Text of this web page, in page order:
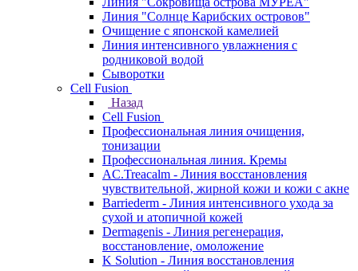
Линия "Солнце Карибских островов"
Очищение с японской камелией
Линия интенсивного увлажнения с
родниковой водой
Сыворотки
Cell Fusion
Назад
Cell Fusion
Профессиональная линия очищения,
тонизации
Профессиональная линия. Кремы
AC.Treacalm - Линия восстановления
чувствительной, жирной кожи и кожи с акне
Barriederm - Линия интенсивного ухода за
сухой и атопичной кожей
Dermagenis - Линия регенерация,
восстановление, омоложение
K Solution - Линия восстановления